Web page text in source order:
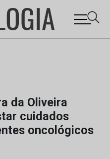
da Oliveira
cuidados
oncológicos